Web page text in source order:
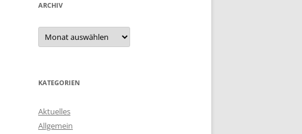
ARCHIV
KATEGORIEN
Aktuelles
Allgemein